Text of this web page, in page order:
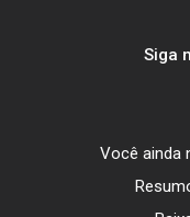
Siga
Você ainda